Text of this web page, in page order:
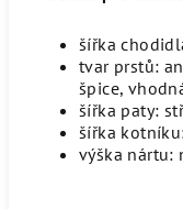
šířka
tvar prstů:
špice,
šířka paty:
šířka kotníku
výška nártu: